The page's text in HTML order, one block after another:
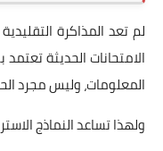
لم تعد المذاكرة
الامتحانات الحديثة
المعلومات، وليس مجرد
ولهذا تساعد النماذج